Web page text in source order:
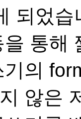
되었습
통해
의
않은